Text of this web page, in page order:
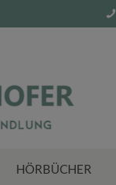
HÖRBÜCHER